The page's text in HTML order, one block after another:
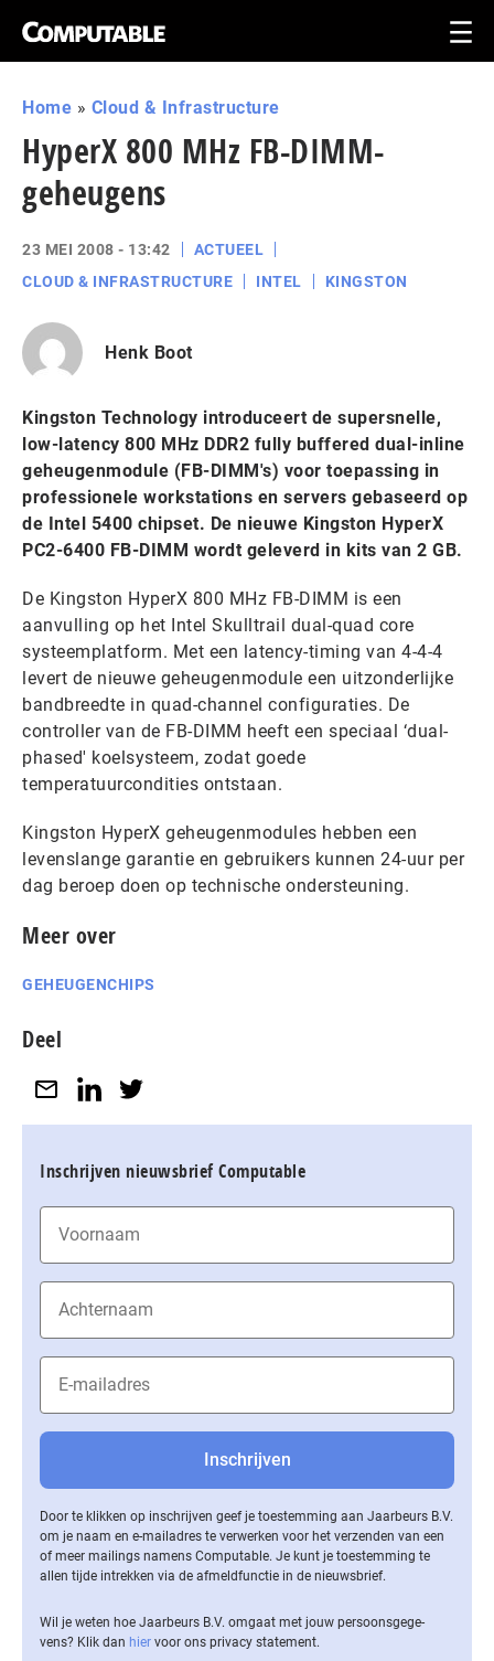
Home » Cloud & Infrastructure
HyperX 800 MHz FB-DIMM-
geheugens
23 MEI 2008 - 13:42
ACTUEEL
CLOUD & INFRASTRUCTURE
INTEL KINGSTON
Henk Boot
Kingston Technology introduceert de supersnelle,
low-latency 800 MHz DDR2 fully buffered dual-inline
geheugenmodule (FB-DIMM's) voor toepassing in
professionele workstations en servers gebaseerd op
de Intel 5400 chipset. De nieuwe Kingston HyperX
PC2-6400 FB-DIMM wordt geleverd in kits van 2 GB.
De Kingston HyperX 800 MHz FB-DIMM is een
aanvulling op het Intel Skulltrail dual-quad core
systeemplatform. Met een latency-timing van 4-4-4
levert de nieuwe geheugenmodule een uitzonderlijke
bandbreedte in quad-channel configuraties. De
controller van de FB-DIMM heeft een speciaal ‘dual-
phased' koelsysteem, zodat goede
temperatuurcondities ontstaan.
Kingston HyperX geheugenmodules hebben een
levenslange garantie en gebruikers kunnen 24-uur per
dag beroep doen op technische ondersteuning.
Meer over
GEHEUGENCHIPS
Deel
Inschrijven nieuwsbrief Computable
Door te klikken op inschrijven geef je toestemming aan Jaarbeurs B.V.
om je naam en e-mailadres te verwerken voor het verzenden van een
of meer mailings namens Computable. Je kunt je toestemming te
allen tijde intrekken via de af­meld­func­tie in de nieuwsbrief.
Wil je weten hoe Jaarbeurs B.V. omgaat met jouw per­soons­ge­ge­
vens? Klik dan hier voor ons privacy statement.